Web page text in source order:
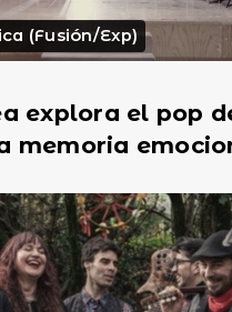
(Fusión/Exp)
explora el pop
memoria